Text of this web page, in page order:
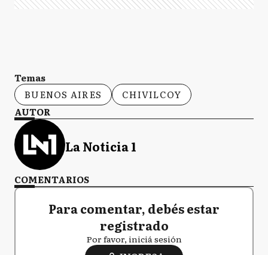
Temas
BUENOS AIRES
CHIVILCOY
AUTOR
La Noticia 1
COMENTARIOS
Para comentar, debés estar
registrado
Por favor, iniciá sesión